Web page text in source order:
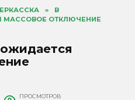
»
В
МАССОВОЕ ОТКЛЮЧЕНИЕ
ПРОСМОТРОВ